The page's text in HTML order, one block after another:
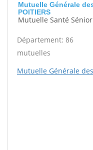
Mutuelle Générale
POITIERS
Mutuelle Santé Sénior
Département: 86
mutuelles
Mutuelle Générale